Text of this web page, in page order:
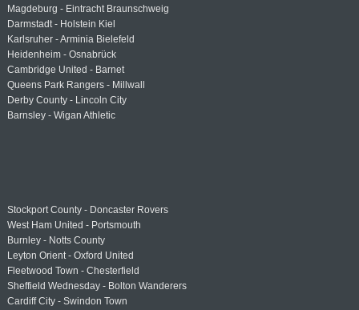
Magdeburg - Eintracht Braunschweig
Darmstadt - Holstein Kiel
Karlsruher - Arminia Bielefeld
Heidenheim - Osnabrück
Cambridge United - Barnet
Queens Park Rangers - Millwall
Derby County - Lincoln City
Barnsley - Wigan Athletic
Stockport County - Doncaster Rovers
West Ham United - Portsmouth
Burnley - Notts County
Leyton Orient - Oxford United
Fleetwood Town - Chesterfield
Sheffield Wednesday - Bolton Wanderers
Cardiff City - Swindon Town